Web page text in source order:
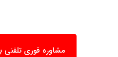
مشاوره فوری تلفنی